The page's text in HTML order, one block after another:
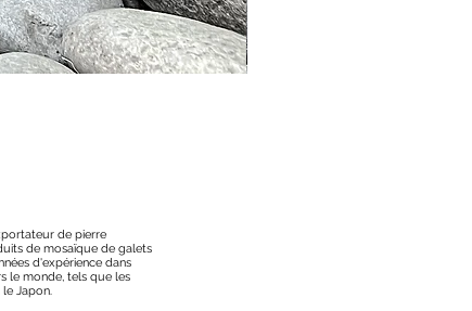
de pierre
de mosaïque de galets
d'expérience dans
le monde, tels que les
le Japon.